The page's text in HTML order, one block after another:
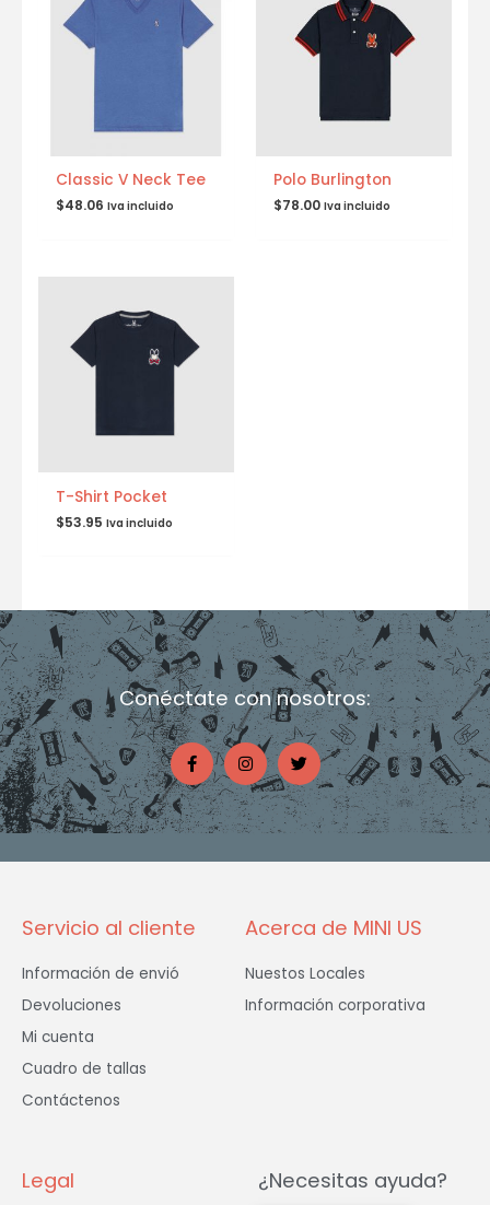
Classic V Neck Tee
$48.06 Iva incluido
Polo Burlington
$78.00 Iva incluido
T-Shirt Pocket
$53.95 Iva incluido
Conéctate con nosotros:
F
a
c
e
b
o
o
-
I
n
s
t
a
g
r
m
T
w
i
t
t
e
Servicio al cliente
Información de envió
Devoluciones
Mi cuenta
Cuadro de tallas
Contáctenos
Acerca de MINI US
Nuestos Locales
Información corporativa
Legal ¿Necesitas ayuda?